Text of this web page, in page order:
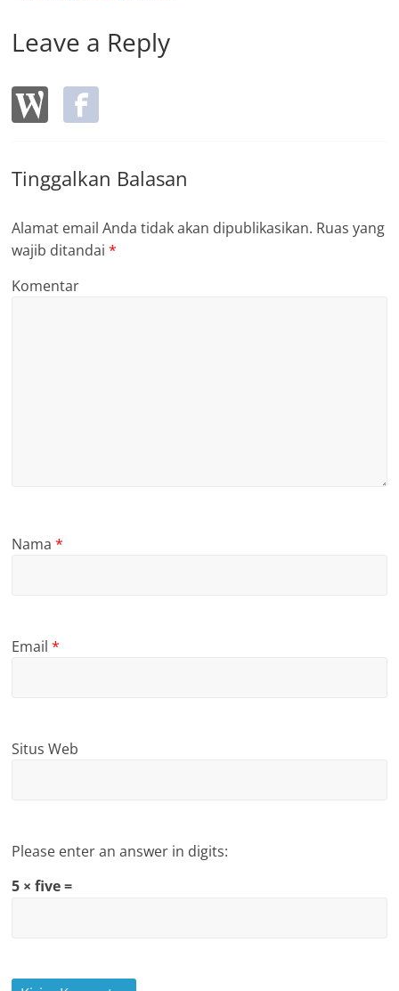
Leave a Reply
Tinggalkan Balasan
Alamat email Anda tidak akan dipublikasikan. Ruas yang
wajib ditandai*
Komentar
Nama*
Email*
Situs Web
Please enter an answer in digits:
5 × five =